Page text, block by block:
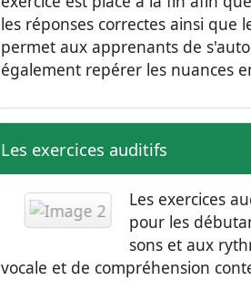
les réponses correctes ainsi que
permet aux apprenants de
également repérer les nuances
Les exercices auditifs
Les exercices
pour les
sons et aux
vocale et de compréhension